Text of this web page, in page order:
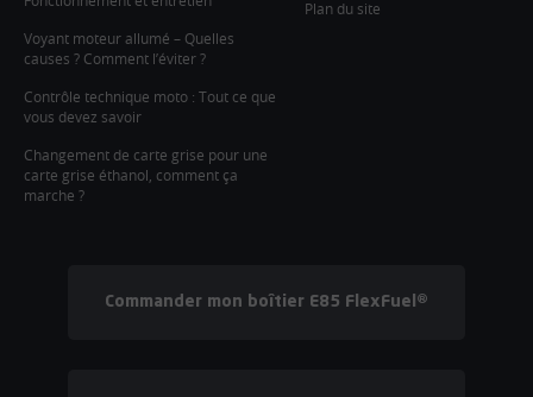
Voyant moteur allumé – Quelles
causes ? Comment l’éviter ?
Contrôle technique moto : Tout ce que
vous devez savoir
Changement de carte grise pour une
carte grise éthanol, comment ça
marche ?
Plan du site
Commander mon boîtier E85 FlexFuel®